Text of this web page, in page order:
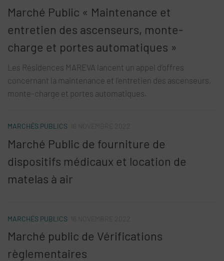
Marché Public « Maintenance et
entretien des ascenseurs, monte-
charge et portes automatiques »
Les Résidences MAREVA lancent un appel d’offres
concernant la maintenance et l’entretien des ascenseurs,
monte-charge et portes automatiques.
MARCHÉS PUBLICS
Marché Public de fourniture de
dispositifs médicaux et location de
matelas à air
MARCHÉS PUBLICS
Marché public de Vérifications
règlementaires